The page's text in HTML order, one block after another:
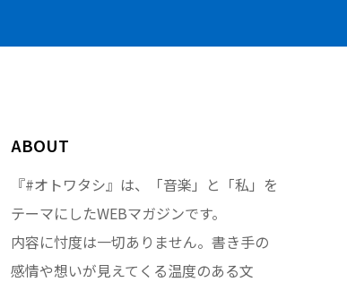
ABOUT
『#オトワタシ』は、「音楽」と「私」を
テーマにしたWEBマガジンです。
内容に忖度は一切ありません。書き手の
感情や想いが見えてくる温度のある文